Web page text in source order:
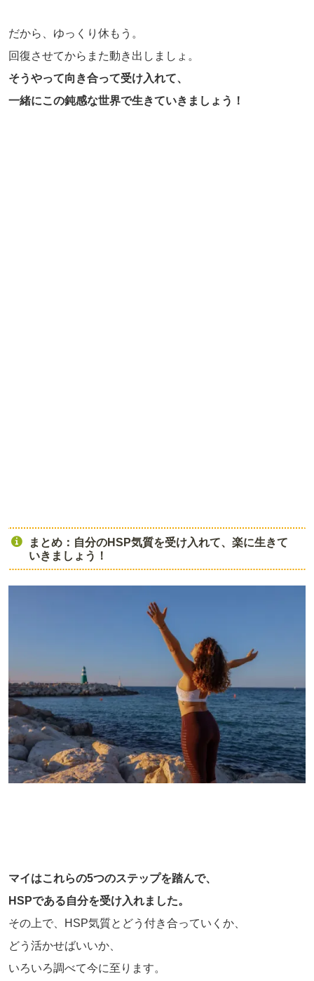
だから、ゆっくり休もう。
回復させてからまた動き出しましょ。
そうやって向き合って受け入れて、
一緒にこの鈍感な世界で生きていきましょう！
まとめ：自分のHSP気質を受け入れて、楽に生きて
いきましょう！
マイはこれらの5つのステップを踏んで、
HSPである自分を受け入れました。
その上で、HSP気質とどう付き合っていくか、
どう活かせばいいか、
いろいろ調べて今に至ります。